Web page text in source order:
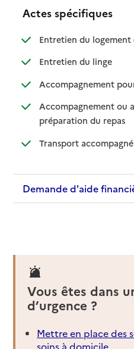
Actes spécifiques
Entretien du
Entretien du linge
:: non
Accompagnement
Accompagnement ou
préparation du repas
:
: non
Transport
Demande d'aide
Vous êtes dans
d’urgence ?
Mettre en place des
soins à domicile